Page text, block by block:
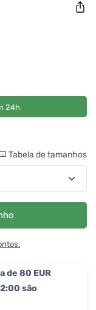
24h
Tabela de tamanhos
de 80 EUR
são